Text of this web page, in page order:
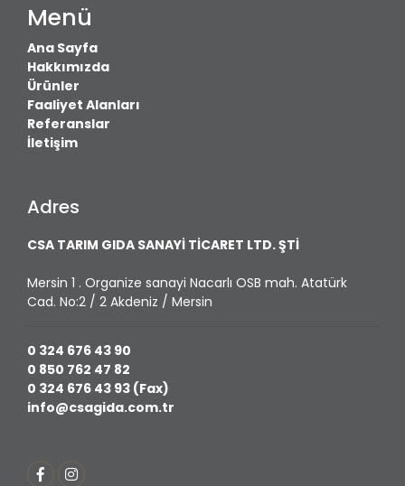
Menü
Ana Sayfa
Hakkımızda
Ürünler
Faaliyet Alanları
Referanslar
İletişim
Adres
CSA TARIM GIDA SANAYİ TİCARET LTD. ŞTİ
Mersin 1 . Organize sanayi Nacarlı OSB mah. Atatürk
Cad. No:2 / 2 Akdeniz / Mersin
0 324 676 43 90
0 850 762 47 82
0 324 676 43 93 (Fax)
info@csagida.com.tr